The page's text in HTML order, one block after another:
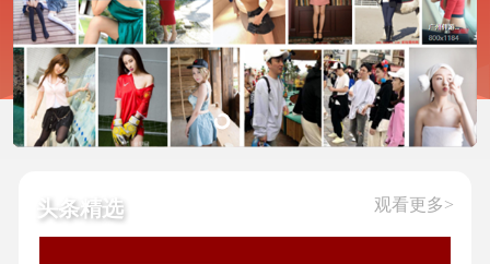
头条精选 观看更多>